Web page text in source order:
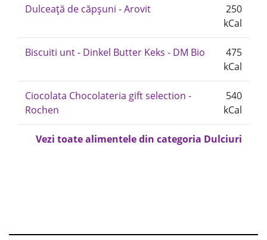
Dulceață de căpșuni - Arovit
250
kCal
Biscuiti unt - Dinkel Butter Keks - DM Bio
475
kCal
Ciocolata Chocolateria gift selection -
Rochen
540
kCal
Vezi toate alimentele din categoria Dulciuri